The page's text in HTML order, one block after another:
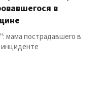
в
мама пострадавшего в
инциденте